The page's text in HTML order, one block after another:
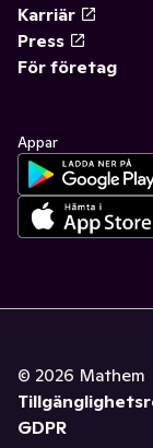
Karriär
Press
För företag
Appar
© 2026 Mathem
GDPR